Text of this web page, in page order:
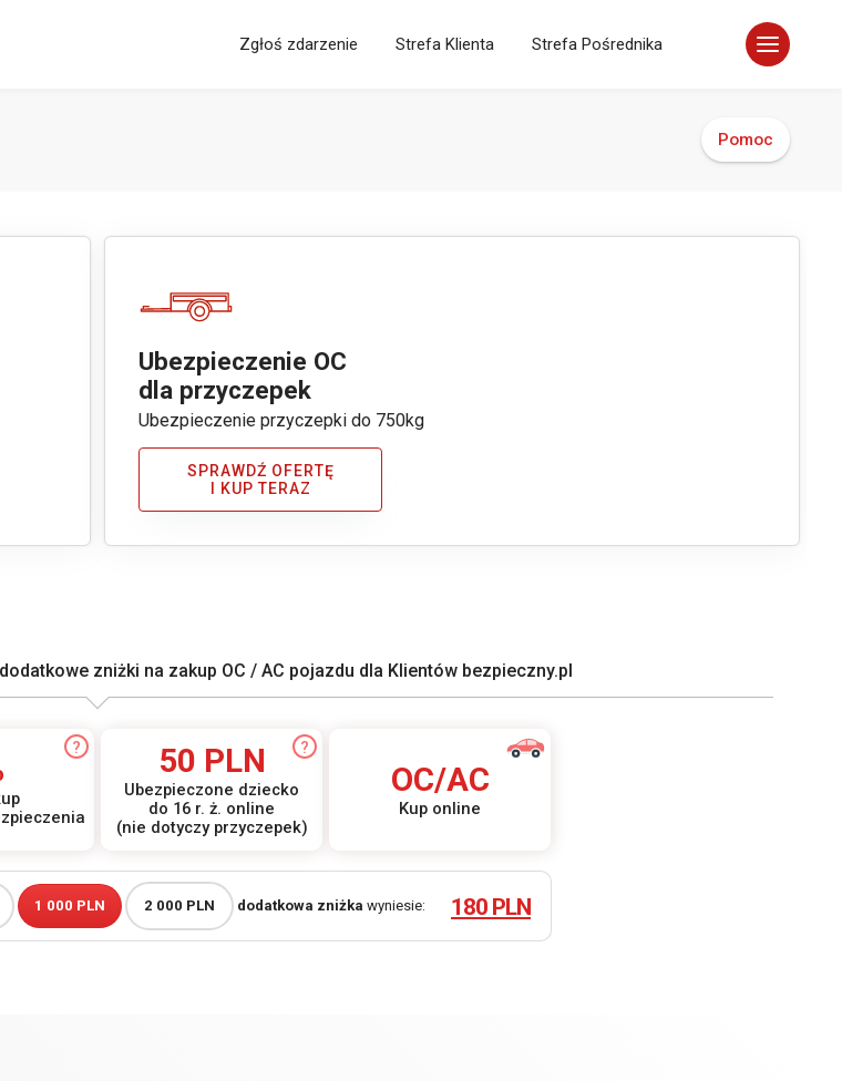
Zgłoś zdarzenie Strefa Klienta Strefa Pośrednika
Pomoc
Ubezpieczenie OC
dla przyczepek
Ubezpieczenie przyczepki do 750kg
SPRAWDŹ OFERTĘ
I KUP TERAZ
zniżki na zakup OC / AC pojazdu dla Klientów bezpieczny.pl
? 50 PLN
Ubezpieczone dziecko
do 16 r. ż. online
(nie dotyczy przyczepek)
?
OC/AC
Kup online
1 000 PLN 2 000 PLN dodatkowa zniżka wyniesie: 180 PLN